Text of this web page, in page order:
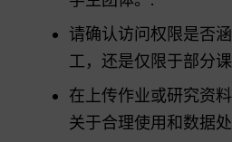
请确认访问权限是否
工，还是仅限于部分
在上传作业或研究资
关于合理使用和数据